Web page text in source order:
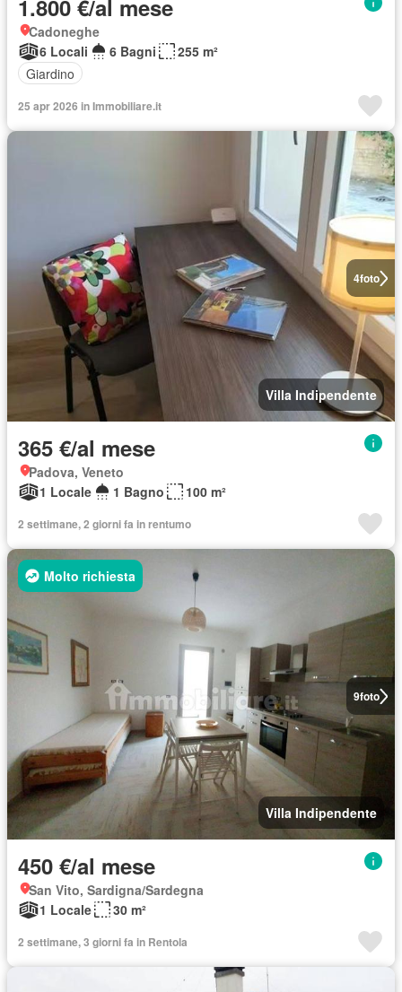
1.800 €/al mese
Cadoneghe
6 Locali
6 Bagni
255 m²
Giardino
25 apr 2026 in Immobiliare.it
4foto
Villa Indipendente
365 €/al mese
Padova, Veneto
1 Locale
1 Bagno 100 m²
2 settimane, 2 giorni fa in rentumo
9foto
Molto richiesta
Villa Indipendente
450 €/al mese
San Vito, Sardigna/Sardegna
1 Locale
30 m²
2 settimane, 3 giorni fa in Rentola